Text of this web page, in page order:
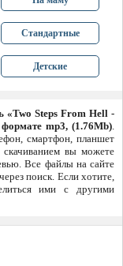
Стандартные
Детские
«Two Steps From Hell -
mp3, (1.76Mb).
смартфон, планшет
вы можете
Все файлы на сайте
поиск. Если хотите,
ими с другими